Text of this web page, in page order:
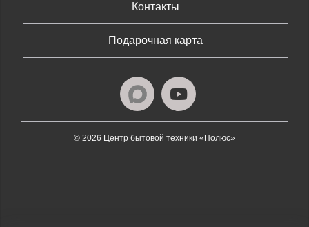
Контакты
Подарочная карта
© 2026 Центр бытовой техники «Полюс»